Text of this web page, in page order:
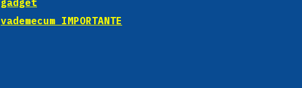
gadget
vademecum IMPORTANTE